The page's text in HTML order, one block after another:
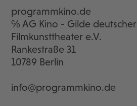
programmkino.de
℅ AG Kino - Gilde deutscher
Filmkunsttheater e.V.
Rankestraße 31
10789 Berlin
info@programmkino.de